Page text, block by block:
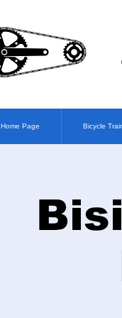
Home Page Bicycle